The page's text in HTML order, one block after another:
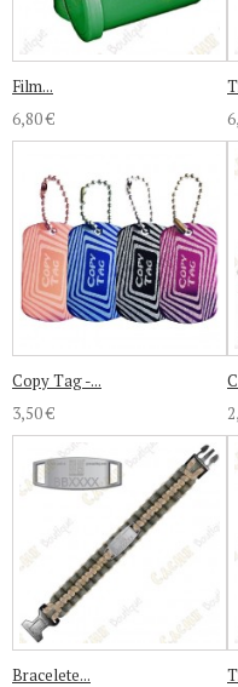
Film...
6,80 €
Copy Tag -...
3,50 €
Bracelete...